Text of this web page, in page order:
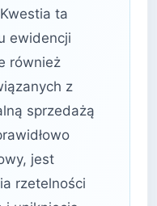
ta
ewidencji
również
z
sprzedażą
jest
rzetelności